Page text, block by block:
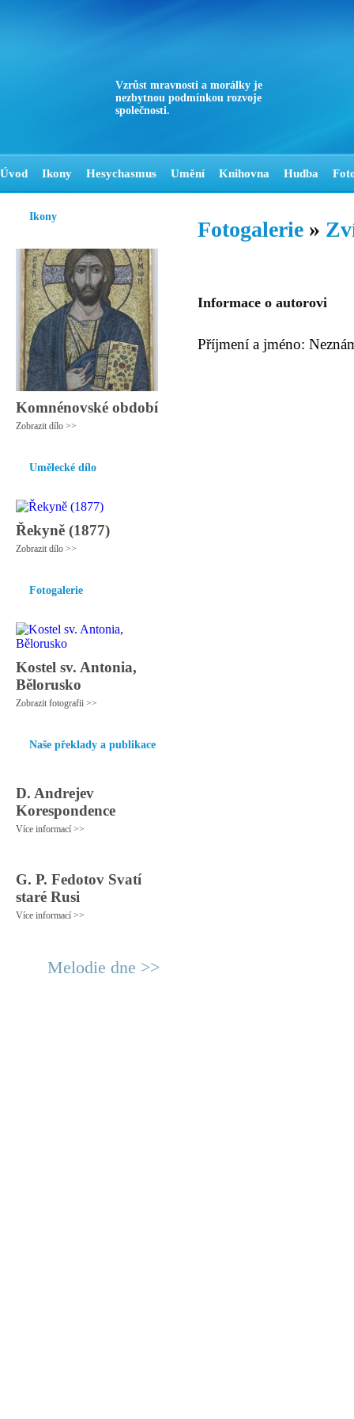
Vzrůst mravnosti a morálky je
nezbytnou podmínkou rozvoje
společnosti.
Úvod Ikony Hesychasmus Umění Knihovna Hudba
Ikony
Komnénovské období
Zobrazit dílo >>
Umělecké dílo
Řekyně (1877)
Zobrazit dílo >>
Fotogalerie
Kostel sv. Antonia,
Bělorusko
Zobrazit fotografii >>
Naše překlady a publikace
D. Andrejev
Korespondence
Více informací >>
G. P. Fedotov Svatí
staré Rusi
Více informací >>
Melodie dne >>
Fotogalerie »
Informace o autorovi
Příjmení a jméno: